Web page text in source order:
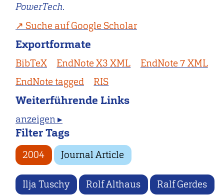
PowerTech.
Suche auf Google Scholar
Exportformate
BibTeX EndNote X3 XML
EndNote 7 XML
EndNote tagged
RIS
Weiterführende Links
anzeigen ▸
Filter Tags
2004 Journal Article
Ilja Tuschy Rolf Althaus Ralf Gerdes